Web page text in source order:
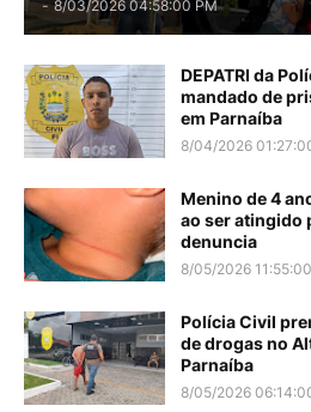
- 8/03/2026 04:58:00 PM
DEPATRI da
mandado de
em Parnaíba
8/04/2026
Menino de 4
ao ser atingido
denuncia
8/05/2026
Polícia Civil
de drogas no
Parnaíba
8/05/2026